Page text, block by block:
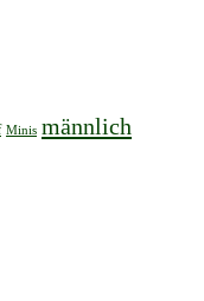
Minis männlich